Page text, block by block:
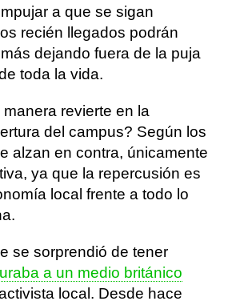
a que se sigan
recién llegados podrán
dejando fuera de la puja
toda la vida.
revierte en la
del campus? Según los
alzan en contra, únicamente
ya que la repercusión es
local frente a todo lo
se sorprendió de tener
a un medio británico
local. Desde hace